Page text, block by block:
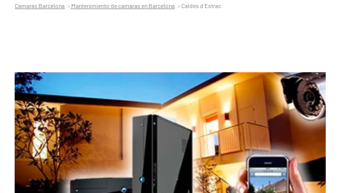
Camaras Barcelona Mantenimiento de camaras en Barcelona Caldes d´Estrac